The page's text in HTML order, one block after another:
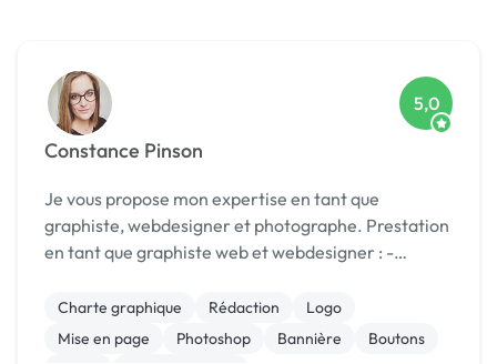
Constance Pinson
5,0
Je vous propose mon expertise en tant que
graphiste, webdesigner et photographe. Prestation
en tant que graphiste web et webdesigner : -
conseil en optimisation UX/UI - Création et intégr...
Charte graphique Rédaction
Logo
Mise en page
Photoshop Bannière
Boutons